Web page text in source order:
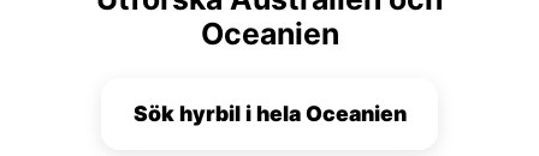
Oceanien
Sök hyrbil i hela Oceanien